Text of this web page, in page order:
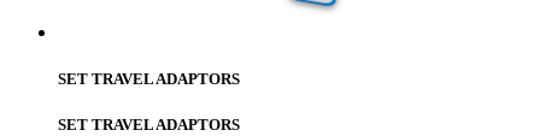
SET TRAVEL ADAPTORS
SET TRAVEL ADAPTORS